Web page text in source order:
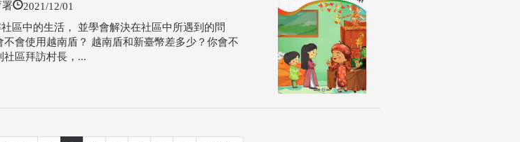
2021/12/01
區中的生活， 並學會解決在社區中所遇到的問
會使用越南盾？ 越南盾和新臺幣差多少？你會不
區拜訪村長，...